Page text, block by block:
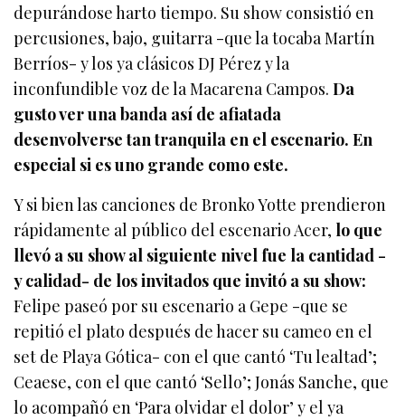
depurándose harto tiempo. Su show consistió en
percusiones, bajo, guitarra -que la tocaba Martín
Berríos- y los ya clásicos DJ Pérez y la
inconfundible voz de la Macarena Campos. Da
gusto ver una banda así de afiatada
desenvolverse tan tranquila en el escenario. En
especial si es uno grande como este.
Y si bien las canciones de Bronko Yotte prendieron
rápidamente al público del escenario Acer, lo que
llevó a su show al siguiente nivel fue la cantidad -
y calidad- de los invitados que invitó a su show:
Felipe paseó por su escenario a Gepe -que se
repitió el plato después de hacer su cameo en el
set de Playa Gótica- con el que cantó ‘Tu lealtad’;
Ceaese, con el que cantó ‘Sello’; Jonás Sanche, que
lo acompañó en ‘Para olvidar el dolor’ y el ya